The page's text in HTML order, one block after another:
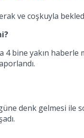
ve coşkuyla
4 bine yakın
denk gelmesi